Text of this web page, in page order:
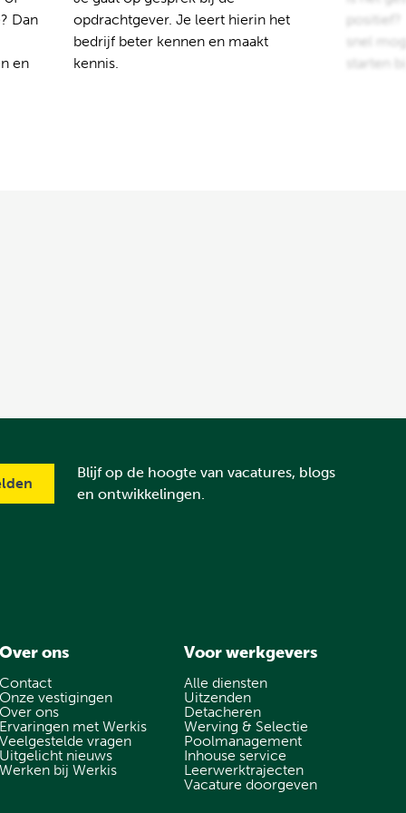
Dan
en
opdrachtgever. Je leert hierin het
bedrijf beter kennen en maakt
kennis.
snel
starten
Blijf op de hoogte van vacatures, blogs
en ontwikkelingen.
Over ons
Contact
Onze vestigingen
Over ons
Ervaringen met Werkis
Veelgestelde vragen
Uitgelicht nieuws
Werken bij Werkis
Voor werkgevers
Alle diensten
Uitzenden
Detacheren
Werving & Selectie
Poolmanagement
Inhouse service
Leerwerktrajecten
Vacature doorgeven